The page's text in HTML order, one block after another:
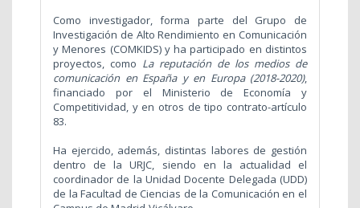
Como investigador, forma parte del Grupo de
Investigación de Alto Rendimiento en Comunicación
y Menores (COMKIDS) y ha participado en distintos
proyectos, como La reputación de los medios de
comunicación en España y en Europa (2018-2020),
financiado por el Ministerio de Economía y
Competitividad, y en otros de tipo contrato-artículo
83.
Ha ejercido, además, distintas labores de gestión
dentro de la URJC, siendo en la actualidad el
coordinador de la Unidad Docente Delegada (UDD)
de la Facultad de Ciencias de la Comunicación en el